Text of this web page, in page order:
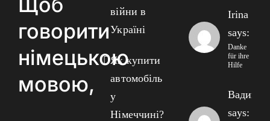
говорити
німецькою
мовою,
війни в
Україні
Як купити
автомобіль
у
Німеччині?
Irina
says:
Danke
für ihre
Hilfe
Вадим
says: